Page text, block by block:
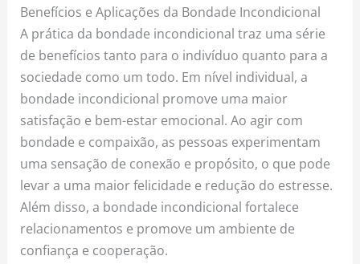
Benefícios e Aplicações da Bondade Incondicional
A prática da bondade incondicional traz uma série
de benefícios tanto para o indivíduo quanto para a
sociedade como um todo. Em nível individual, a
bondade incondicional promove uma maior
satisfação e bem-estar emocional. Ao agir com
bondade e compaixão, as pessoas experimentam
uma sensação de conexão e propósito, o que pode
levar a uma maior felicidade e redução do estresse.
Além disso, a bondade incondicional fortalece
relacionamentos e promove um ambiente de
confiança e cooperação.